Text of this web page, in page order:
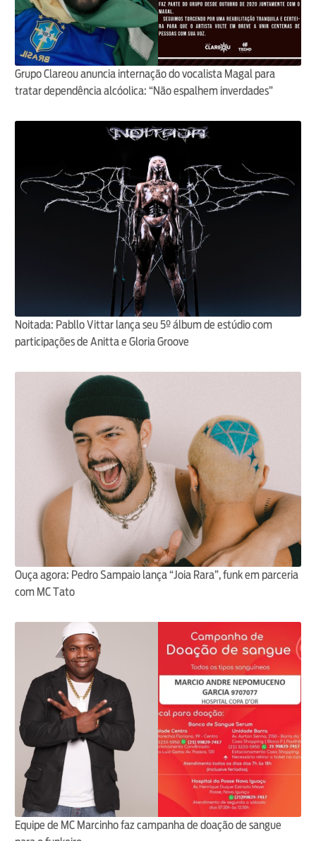
Grupo Clareou anuncia internação do vocalista Magal para
tratar dependência alcóolica: “Não espalhem inverdades”
Noitada: Pabllo Vittar lança seu 5º álbum de estúdio com
participações de Anitta e Gloria Groove
Ouça agora: Pedro Sampaio lança “Joia Rara”, funk em parceria
com MC Tato
Equipe de MC Marcinho faz campanha de doação de sangue